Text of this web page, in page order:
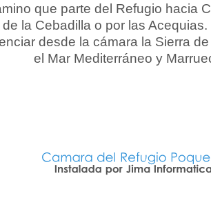
que parte del Refugio hacia
de la Cebadilla o por las
desde la cámara la Sierra
el Mar Mediterráneo y